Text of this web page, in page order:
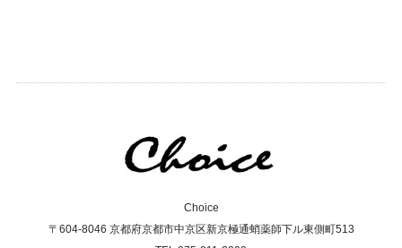
Choice
〒604-8046 京都府京都市中京区新京極通蛸薬師下ル東側町513